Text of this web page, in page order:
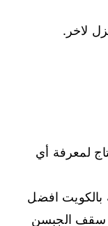
لمعرفة أي
بالكويت افضل
سقف الجبسن